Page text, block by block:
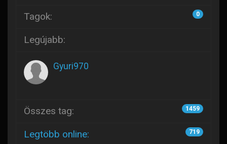
Tagok: 0
Legújabb:
Gyuri970
Összes tag: 1459
Legtöbb online: 719